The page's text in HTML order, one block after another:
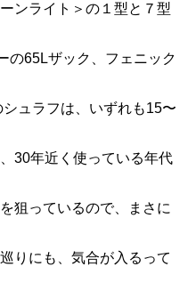
ンライト＞の１型と７型
の65Lザック、フェニック
ュラフは、いずれも15〜
30年近く使っている年代
狙っているので、まさに
りにも、気合が入るって